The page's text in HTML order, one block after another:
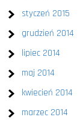
styczeń 2015
grudzień 2014
lipiec 2014
maj 2014
kwiecień 2014
marzec 2014